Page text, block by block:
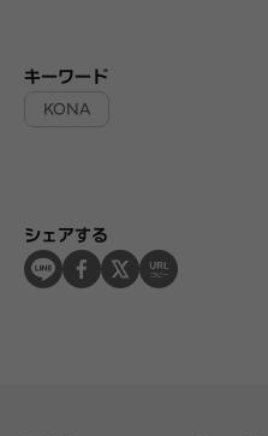
キーワード
KONA
シェアする